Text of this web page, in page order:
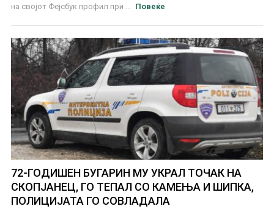
на својот Фејсбук профил при ...
Повеќе
72-ГОДИШЕН БУГАРИН МУ УКРАЛ ТОЧАК НА
СКОПЈАНЕЦ, ГО ТЕПАЛ СО КАМЕЊА И ШИПКА,
ПОЛИЦИЈАТА ГО СОВЛАДАЛА